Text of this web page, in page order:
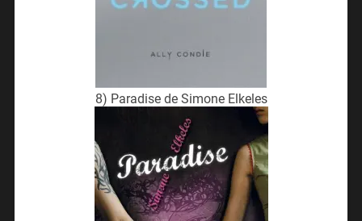
8) Paradise de Simone Elkeles